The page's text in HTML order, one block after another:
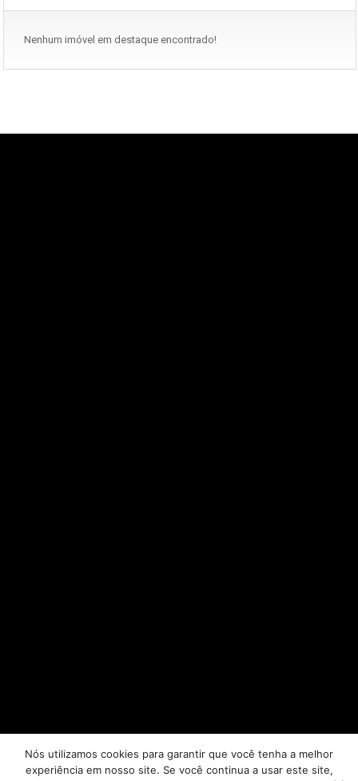
Nenhum imóvel em destaque encontrado!
Nós utilizamos cookies para garantir que você tenha a melhor
experiência em nosso site. Se você continua a usar este site,